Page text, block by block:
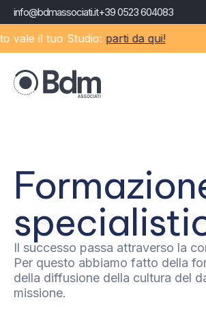
info@bdmassociati.it+39 0523 604083
il tuo Studio:parti da qui!
Il successo passa attraverso la
Per questo abbiamo fatto della
della diffusione della cultura del
missione.